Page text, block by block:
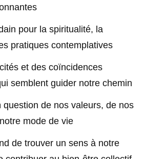
pour la spiritualité, la
pratiques contemplatives
et des coïncidences
semblent guider notre chemin
question de nos valeurs, de nos
mode de vie
de trouver un sens à notre